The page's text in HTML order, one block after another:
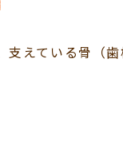
支えている骨（